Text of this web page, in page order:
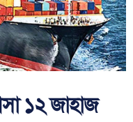
১২ জাহাজ